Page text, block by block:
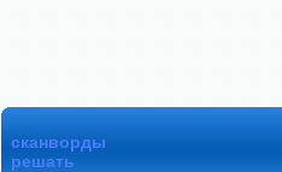
сканворды
решать